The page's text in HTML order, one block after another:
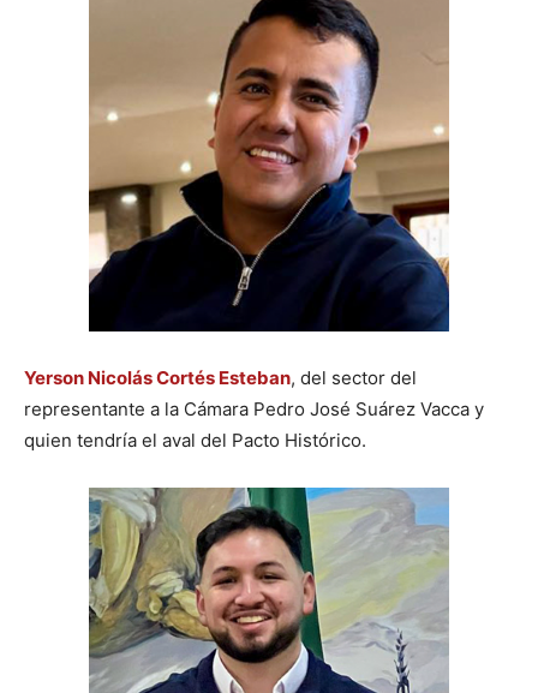
Yerson Nicolás Cortés Esteban, del sector del
representante a la Cámara Pedro José Suárez Vacca y
quien tendría el aval del Pacto Histórico.